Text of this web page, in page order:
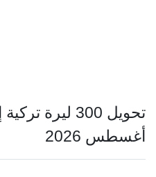
تحويل 300
أغسطس 2026